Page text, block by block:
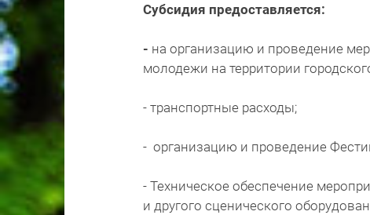
Субсидия предоставляется:
- на организацию и проведение
молодежи на территории
- транспортные расходы;
- организацию и проведение
- Техническое обеспечение
и другого сценического